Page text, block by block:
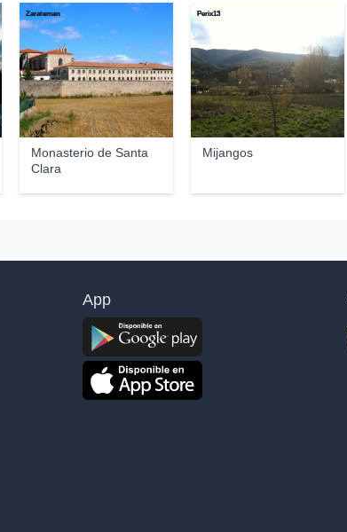
Monasterio de Santa
Clara
Zarateman
Mijangos
Perix13
App